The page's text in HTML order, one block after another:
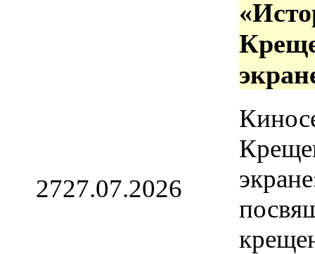
2727.07.2026